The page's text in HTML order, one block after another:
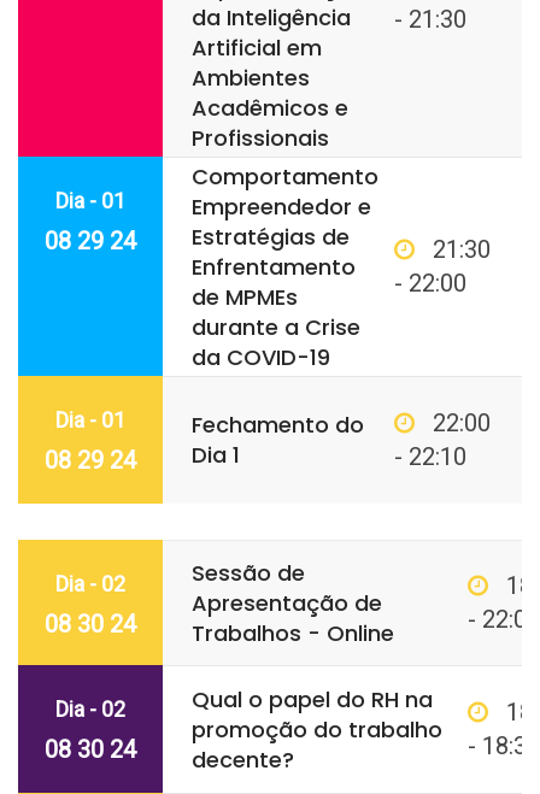
da Inteligência
Artificial em
Ambientes
Acadêmicos e
Profissionais
- 21:30
Dia - 01
08 29 24
Comportamento
Empreendedor e
Estratégias de
Enfrentamento
de MPMEs
durante a Crise
da COVID-19
21:30
- 22:00
Dia - 01
08 29 24
Fechamento do
Dia 1
22:00
- 22:10
Dia - 02
08 30 24
Sessão de
Apresentação de
Trabalhos - Online
- 22:00
Dia - 02
08 30 24
Qual o papel do RH na
promoção do trabalho
decente?
- 18:30